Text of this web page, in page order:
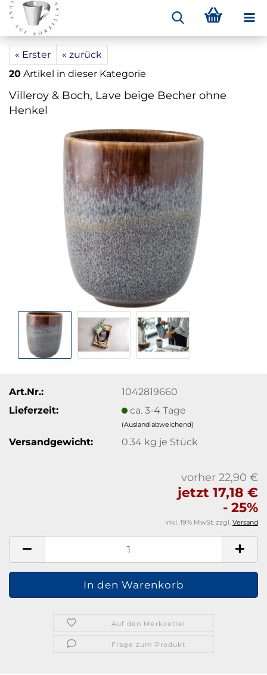
« Erster
« zurück
20 Artikel in dieser Kategorie
Villeroy & Boch, Lave beige Becher ohne
Henkel
Art.Nr.:
1042819660
Lieferzeit:
ca. 3-4 Tage
(Ausland abweichend)
Versandgewicht: 0.34 kg je Stück
vorher 22,90 €
jetzt 17,18 €
- 25%
inkl. 19% MwSt. zzgl. Versand
Auf den Merkzettel
Frage zum Produkt